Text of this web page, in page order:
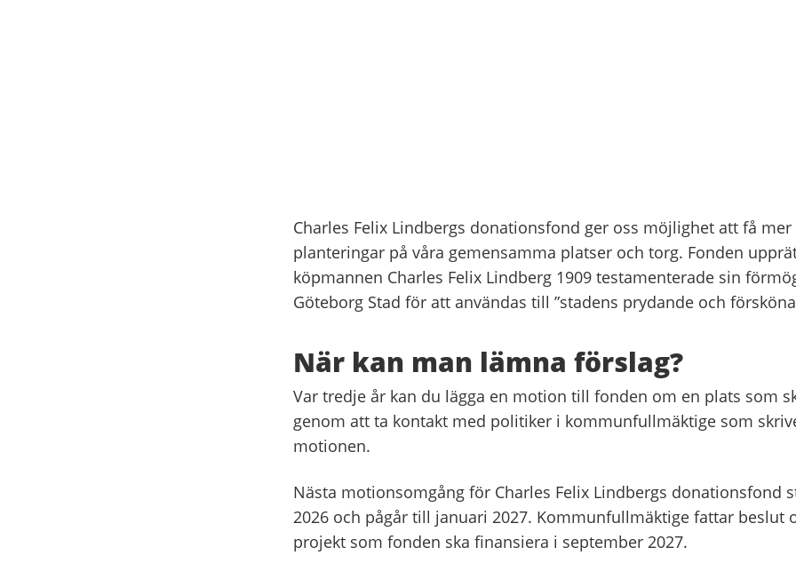
Charles Felix Lindbergs donationsfond ger oss möjlighet att få
planteringar på våra gemensamma platser och torg. Fonden
köpmannen Charles Felix Lindberg 1909 testamenterade sin
Göteborg Stad för att användas till ”stadens prydande och
När kan man lämna förslag?
Var tredje år kan du lägga en motion till fonden om en plats som
genom att ta kontakt med politiker i kommunfullmäktige som
motionen.
Nästa motionsomgång för Charles Felix Lindbergs donationsfond
2026 och pågår till januari 2027. Kommunfullmäktige fattar beslut
projekt som fonden ska finansiera i september 2027.